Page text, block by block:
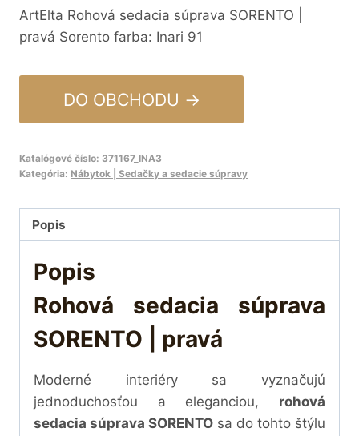
ArtElta Rohová sedacia súprava SORENTO |
pravá Sorento farba: Inari 91
DO OBCHODU →
Katalógové číslo: 371167_INA3
Kategória: Nábytok | Sedačky a sedacie súpravy
Popis
Popis
Rohová sedacia súprava
SORENTO | pravá
Moderné interiéry sa vyznačujú
jednoduchosťou a eleganciou, rohová
sedacia súprava SORENTO sa do tohto štýlu